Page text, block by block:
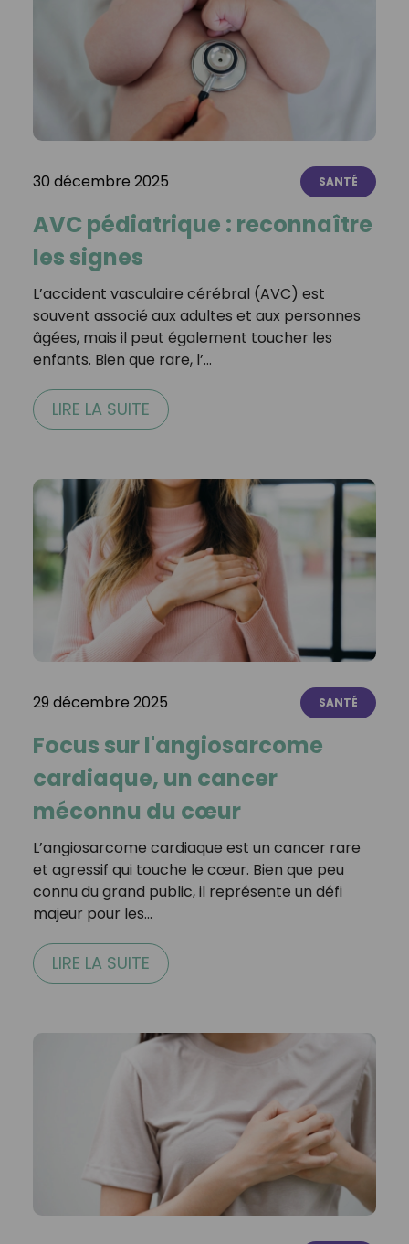
30 décembre 2025 SANTÉ
AVC pédiatrique : reconnaître
les signes
L’accident vasculaire cérébral (AVC) est
souvent associé aux adultes et aux personnes
âgées, mais il peut également toucher les
enfants. Bien que rare, l’…
LIRE LA SUITE
29 décembre 2025 SANTÉ
Focus sur l'angiosarcome
cardiaque, un cancer
méconnu du cœur
L’angiosarcome cardiaque est un cancer rare
et agressif qui touche le cœur. Bien que peu
connu du grand public, il représente un défi
majeur pour les…
LIRE LA SUITE